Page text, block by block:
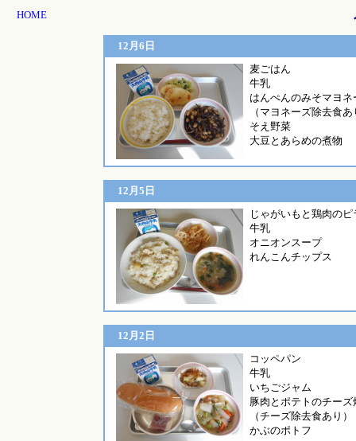
HOME
12月6日
麦ご
牛乳
はんぺんのみそマヨネ
（マヨネーズ除去食あ
そえ野菜
大豆とあらめの煮物
12月5日
じゃがいもと鶏肉のピ
牛乳
オニオンスープ
れんこんチップス
12月2日
コッペ
牛乳
いちごジャム
豚肉とポテトのチーズ
（チーズ除去食あり）
かぶのポトフ